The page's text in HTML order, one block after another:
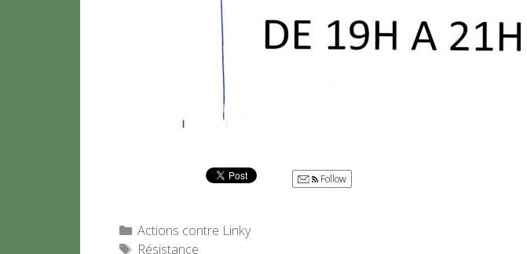
Follow
Catégories
Actions contre Linky
Étiquettes
Résistance